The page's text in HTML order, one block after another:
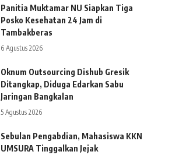
Panitia Muktamar NU Siapkan Tiga
Posko Kesehatan 24 Jam di
Tambakberas
6 Agustus 2026
Oknum Outsourcing Dishub Gresik
Ditangkap, Diduga Edarkan Sabu
Jaringan Bangkalan
5 Agustus 2026
Sebulan Pengabdian, Mahasiswa KKN
UMSURA Tinggalkan Jejak